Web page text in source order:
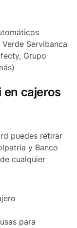
Servibanca
Grupo
en cajeros
puedes retirar
y Banco
cualquier
para